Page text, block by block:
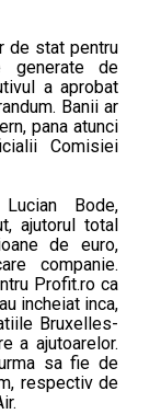
de stat pentru
generate de
a aprobat
Banii ar
pana atunci
Comisiei
Bode,
ajutorul total
de euro,
companie.
Profit.ro ca
incheiat inca,
Bruxelles-
a ajutoarelor.
sa fie de
respectiv de